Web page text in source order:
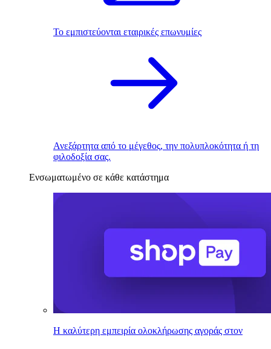
Το εμπιστεύονται εταιρικές επωνυμίες
Ανεξάρτητα από το μέγεθος, την πολυπλοκότητα ή τη
φιλοδοξία σας.
Ενσωματωμένο σε κάθε κατάστημα
Η καλύτερη εμπειρία ολοκλήρωσης αγοράς στον